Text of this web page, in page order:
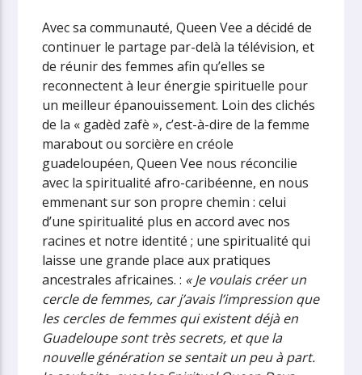
Avec sa communauté, Queen Vee a décidé de
continuer le partage par-delà la télévision, et
de réunir des femmes afin qu’elles se
reconnectent à leur énergie spirituelle pour
un meilleur épanouissement. Loin des clichés
de la « gadèd zafè », c’est-à-dire de la femme
marabout ou sorcière en créole
guadeloupéen, Queen Vee nous réconcilie
avec la spiritualité afro-caribéenne, en nous
emmenant sur son propre chemin : celui
d’une spiritualité plus en accord avec nos
racines et notre identité ; une spiritualité qui
laisse une grande place aux pratiques
ancestrales africaines. : « Je voulais créer un
cercle de femmes, car j’avais l’impression que
les cercles de femmes qui existent déjà en
Guadeloupe sont très secrets, et que la
nouvelle génération se sentait un peu à part.